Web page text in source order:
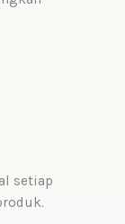
setiap